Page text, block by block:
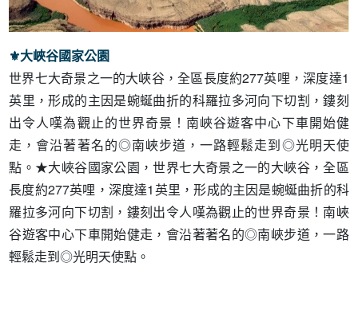
⚜︎大峽谷國家公園
世界七大奇景之一的大峽谷，全區長度約277英哩，深度達1
英里，形成的主因是蜿蜒曲折的科羅拉多河向下切割，鏤刻
出令人嘆為觀止的世界奇景！南峽谷遊客中心下車開始健
走，會沿著著名的◎南峽步道，一路輕鬆走到◎光明天使
點。★大峽谷國家公園，世界七大奇景之一的大峽谷，全區
長度約277英哩，深度達1英里，形成的主因是蜿蜒曲折的科
羅拉多河向下切割，鏤刻出令人嘆為觀止的世界奇景！南峽
谷遊客中心下車開始健走，會沿著著名的◎南峽步道，一路
輕鬆走到◎光明天使點。